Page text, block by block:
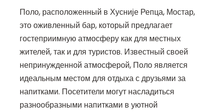
Поло, расположенный в Хусније Репца, Мостар,
это оживленный бар, который предлагает
гостеприимную атмосферу как для местных
жителей, так и для туристов. Известный своей
непринужденной атмосферой, Поло является
идеальным местом для отдыха с друзьями за
напитками. Посетители могут насладиться
разнообразными напитками в уютной